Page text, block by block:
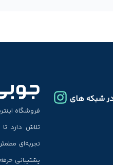
در شبکه های
فروشگاه
تلاش دارد
تجربه‌ای
پشتیبانی